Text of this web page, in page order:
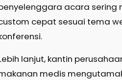
acara sering
cepat sesuai tema
lanjut, kantin
medis